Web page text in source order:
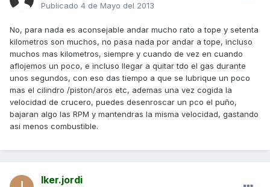
Publicado 4 de Mayo del 2013
No, para nada es aconsejable andar mucho rato a tope y setenta
kilometros son muchos, no pasa nada por andar a tope, incluso
muchos mas kilometros, siempre y cuando de vez en cuando
aflojemos un poco, e incluso llegar a quitar tdo el gas durante
unos segundos, con eso das tiempo a que se lubrique un poco
mas el cilindro /piston/aros etc, ademas una vez cogida la
velocidad de crucero, puedes desenroscar un pco el puño,
bajaran algo las RPM y mantendras la misma velocidad, gastando
asi menos combustible.
Iker.jordi